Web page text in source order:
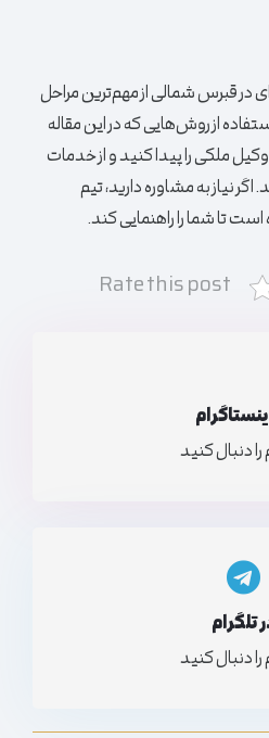
در قبرس شمالی از مهم‌ترین مراحل
از روش‌هایی که در این مقاله
ملکی را پیدا کنید و از خدمات
نیاز به مشاوره دارید، تیم
تا شما را راهنمایی کند.
Rate this post
را دنبال کنید
تلگرام
را دنبال کنید